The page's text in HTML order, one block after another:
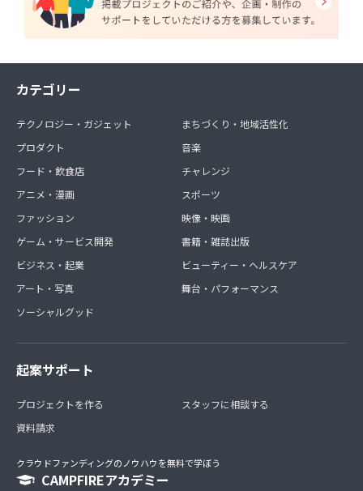
カテゴリー
テクノロジー・ガジェット
プロダクト
フード・飲食店
アニメ・漫画
ファッション
ゲーム・サービス開発
ビジネス・起業
アート・写真
ソーシャルグッド
まちづくり・地域活性化
音楽
チャレンジ
スポーツ
映像・映画
書籍・雑誌出版
ビューティー・ヘルスケア
舞台・パフォーマンス
起案サポート
プロジェクトを作る
資料請求
スタッフに相談する
クラウドファンディングのノウハウを無料で学ぼう
CAMPFIREアカデミー